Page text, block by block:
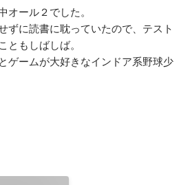
オール２でした。
ずに読書に耽っていたので、テスト
ともしばしば。
ゲームが大好きなインドア系野球少